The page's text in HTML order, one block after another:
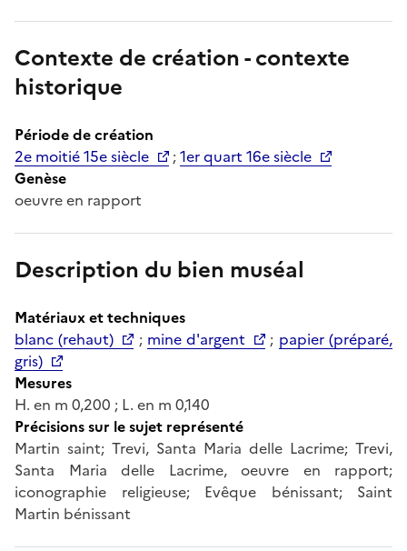
Contexte de création - contexte
historique
Période de création
2e moitié 15e siècle
;1er quart 16e siècle
Genèse
oeuvre en rapport
Description du bien muséal
Matériaux et techniques
blanc (rehaut)
; mine d'argent ; papier (préparé,
gris)
Mesures
H. en m 0,200 ; L. en m 0,140
Précisions sur le sujet représenté
Martin saint; Trevi, Santa Maria delle Lacrime; Trevi,
Santa Maria delle Lacrime, oeuvre en rapport;
iconographie religieuse; Evêque bénissant; Saint
Martin bénissant